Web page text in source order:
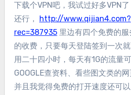
下载个VPN吧，我试过好多VPN
还行， http://www.qijian4.com?
rec=387935里边有四个免费的服
的收费，只要每天登陆签到一次
用二十四小时，每天有1G的流量
GOOGLE查资料、看些图文类的网
并且我觉得免费的打开速度还可